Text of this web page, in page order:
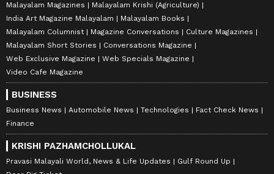
Malayalam Magazines
Malayalam Krishi (Agriculture)
India Art Magazine Malayalam
Malayalam Books
Malayalam Columnist
Magazine Conversations
Culture Magazines
Malayalam Short Stories
Conversations Magazine
Web Exclusive Magazine
Web Specials Magazine
Video Cafe Magazine
BUSINESS
Business News Automobile News Technologies
Fact Check News
Finance
KRISHI PAZHAMCHOLLUKAL
Pravasi Malayali World, News & Life Updates
Gulf Round Up